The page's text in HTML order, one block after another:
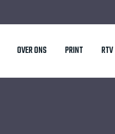
OVER ONS PRINT RTV